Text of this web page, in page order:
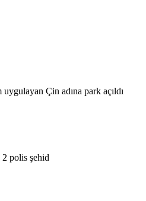
Çin adına park açıldı
2 polis şehid